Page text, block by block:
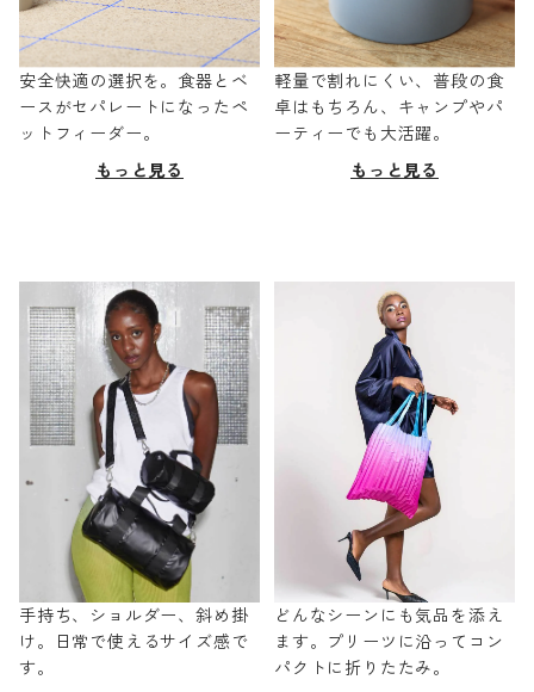
安全快適の選択を。食器とベ
ースがセパレートになったペ
ットフィーダー。
もっと見る
軽量で割れにくい、普段の食
卓はもちろん、キャンプやパ
ーティーでも大活躍。
もっと見る
手持ち、ショルダー、斜め掛
け。日常で使えるサイズ感で
す。
どんなシーンにも気品を添え
ます。プリーツに沿ってコン
パクトに折りたたみ。